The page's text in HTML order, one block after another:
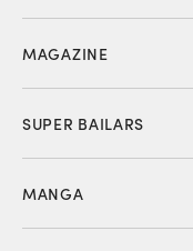
MAGAZINE
SUPER BAILARS
MANGA